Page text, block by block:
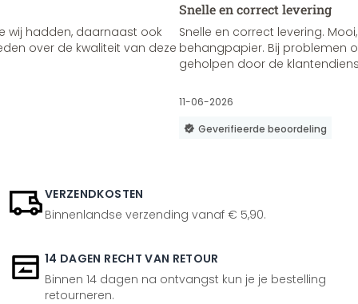
wij hadden, daarnaast ook
over de kwaliteit van deze
Snelle en correct levering
Snelle en correct levering.
behangpapier. Bij problemen
geholpen door de
11-06-2026
Geverifieerde beoordeling
VERZENDKOSTEN
Binnenlandse verzending vanaf € 5,90.
14 DAGEN RECHT VAN RETOUR
Binnen 14 dagen na ontvangst kun je je bestelling
retourneren.